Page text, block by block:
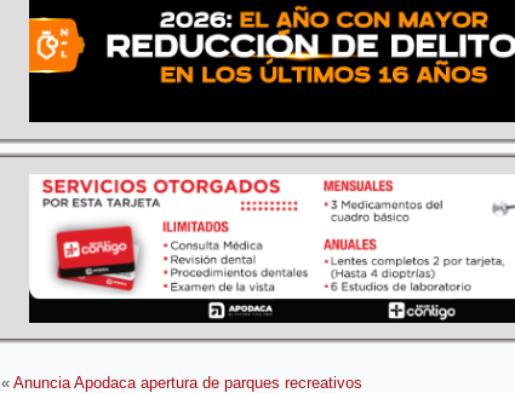
« Anuncia Apodaca apertura de parques recreativos